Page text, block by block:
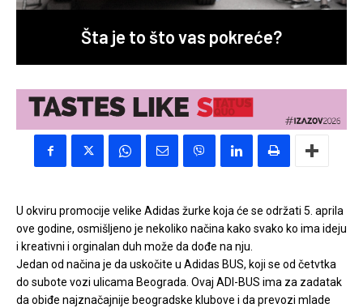
Šta je to što vas pokreće?
U okviru promocije velike Adidas žurke koja će se održati 5. aprila
ove godine, osmišljeno je nekoliko načina kako svako ko ima ideju
i kreativni i orginalan duh može da dođe na nju.
Jedan od načina je da uskočite u Adidas BUS, koji se od četvtka
do subote vozi ulicama Beograda. Ovaj ADI-BUS ima za zadatak
da obiđe najznačajnije beogradske klubove i da prevozi mlade